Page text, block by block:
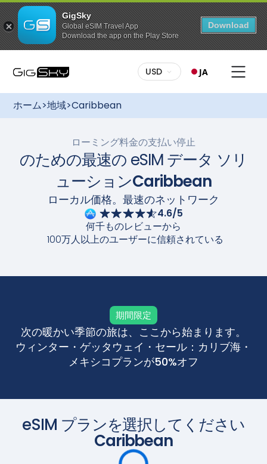
GigSky
Global eSIM Travel App
Download the app on the Play Store
Download
多彩なプラン：
お客様に合ったプランをお選びください。
決められたデータ量でも、無制限でも、GigSkyは米国に最
用すれば、ローミング料金とおさらばして、簡単に接続を
維持することができます。米国プランは、クルーズ＋ラン
GigSkyのご利用開始は簡単です。デー
タプランをご購入後、GigSkyアプリでeSIMを入手する
か、電子メールの指示に従ってQRコードからダウンロード
してください。インストール後は、米国内で高速で信頼性
の高い安定したインターネット接続をお楽しみください。
柔軟なアクティベーション： ご旅行の計画はお早めに！ご
旅行前にデータプランを購入し、eSIMをインストールして
ください。ご到着後、eSIMの電源を入れると自動的にアク
ティベートされます。シームレスな接続をお楽しみくださ
このプランを購入するには
無料のグローバルデータプラン
最大3GBのデータ通信 / 175カ国以上で利用可能
特定の国・地域向けのデータ使い放題プラン
すべてのプランが最大30%オフ
陸でも海でも楽しめる、常時適用される割引
USD JA
ホーム>地域>Caribbean
ローミング料金の支払い停止
のための最速の eSIM データ ソリ
ューションCaribbean
ローカル価格。最速のネットワーク
4.6/5
何千ものレビューから
100万人以上のユーザーに信頼されている
期間限定
次の暖かい季節の旅は、ここから始まります。
ウィンター・ゲッタウェイ・セール：カリブ海・
メキシコプランが50%オフ
eSIM プランを選択してください
Caribbean